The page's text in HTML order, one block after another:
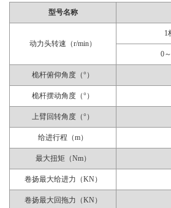
型号名称
动力头转速（r/min）
1
0
桅杆俯仰角度（°）
桅杆摆动角度（°）
上臂回转角度（°）
给进行程（m）
最大扭矩（Nm）
卷扬最大给进力（KN）
卷扬最大回拖力（KN）